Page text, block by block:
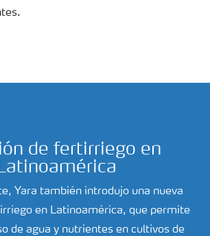
de fertirriego en
Yara también introdujo una nueva
en Latinoamérica, que permite
de agua y nutrientes en cultivos de